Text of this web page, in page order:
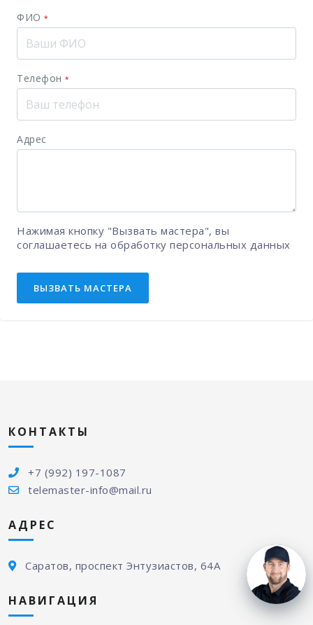
ФИО *
Телефон *
Адрес
Нажимая кнопку "Вызвать мастера", вы
соглашаетесь на обработку персональных данных
ВЫЗВАТЬ МАСТЕРА
КОНТАКТЫ
+7 (992) 197-1087
telemaster-info@mail.ru
АДРЕС
Саратов, проспект Энтузиастов, 64А
НАВИГАЦИЯ